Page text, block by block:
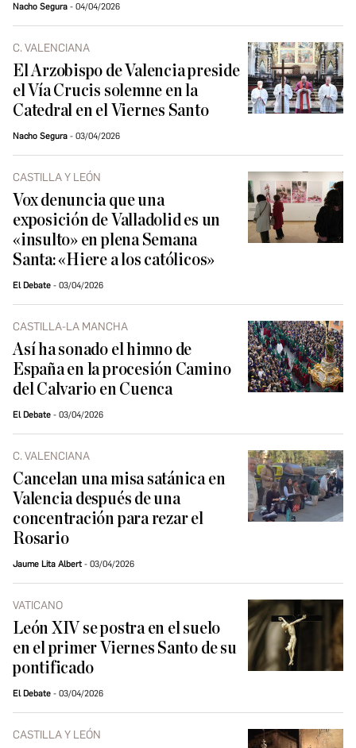
Nacho Segura 04/04/2026
C. VALENCIANA
El Arzobispo de Valencia preside
el Vía Crucis solemne en la
Catedral en el Viernes Santo
Nacho Segura 03/04/2026
CASTILLA Y LEÓN
Vox denuncia que una
exposición de Valladolid es un
«insulto» en plena Semana
Santa: «Hiere a los católicos»
El Debate 03/04/2026
CASTILLA-LA MANCHA
Así ha sonado el himno de
España en la procesión Camino
del Calvario en Cuenca
El Debate 03/04/2026
C. VALENCIANA
Cancelan una misa satánica en
Valencia después de una
concentración para rezar el
Rosario
Jaume Lita Albert 03/04/2026
VATICANO
León XIV se postra en el suelo
en el primer Viernes Santo de su
pontificado
El Debate 03/04/2026
CASTILLA Y LEÓN